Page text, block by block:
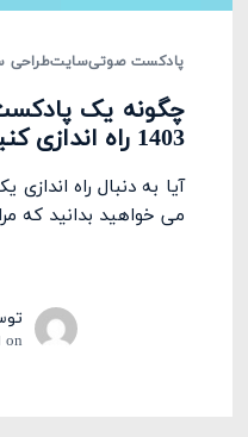
پادکست صوتیسایتطراحی
چگونه یک
1403 راه اندازی کنیم
آیا به دنبال راه
می خواهید بدانید که
on